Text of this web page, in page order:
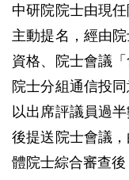
中研院院士由現
主動提名，經由
資格、院士會議
院士分組通信投
以出席評議員過
後提送院士會議
體院士綜合審查後